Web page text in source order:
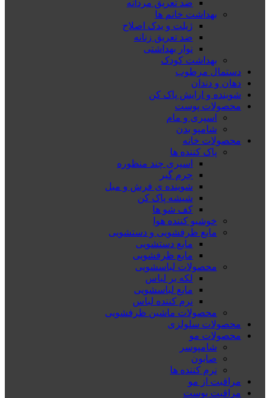
ضد تعریق مردانه
بهداشت خانم ها
ژیلت و یدک اصلاح
ضد تعریق زنانه
نوار بهداشتی
بهداشت کودک
دستمال مرطوب
دهان و دندان
شوینده و ارایش پاک کن
محصولات پوست
اسپری و مام
شامپو بدن
محصولات خانه
پاک کننده ها
اسپری چند منظوره
جرم گیر
شوینده ی فرش و مبل
شیشه پاک کن
کف شو ها
خوشبو کننده هوا
مایع ظرفشویی و دستشویی
مایع دستشویی
مایع ظرفشویی
محصولات لباسشویی
لکه بر لباس
مایع لباسشویی
نرم کننده لباس
محصولات ماشین ظرفشویی
محصولات سلولزی
محصولات مو
شامپوسر
صابون
نرم کننده ها
مراقبت از مو
مراقبت پوست